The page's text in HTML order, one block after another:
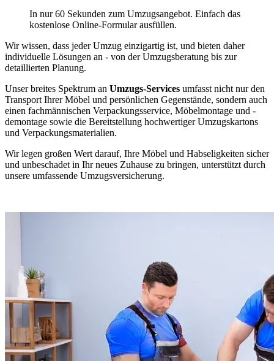
In nur 60 Sekunden zum Umzugsangebot. Einfach das
kostenlose Online-Formular ausfüllen.
Wir wissen, dass jeder Umzug einzigartig ist, und bieten daher
individuelle Lösungen an - von der Umzugsberatung bis zur
detaillierten Planung.
Unser breites Spektrum an Umzugs-Services umfasst nicht nur den
Transport Ihrer Möbel und persönlichen Gegenstände, sondern auch
einen fachmännischen Verpackungsservice, Möbelmontage und -
demontage sowie die Bereitstellung hochwertiger Umzugskartons
und Verpackungsmaterialien.
Wir legen großen Wert darauf, Ihre Möbel und Habseligkeiten sicher
und unbeschadet in Ihr neues Zuhause zu bringen, unterstützt durch
unsere umfassende Umzugsversicherung.